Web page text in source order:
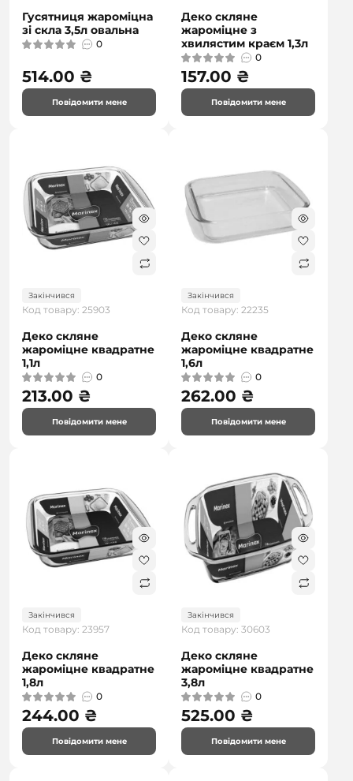
Гусятниця жароміцна
зі скла 3,5л овальна
0
514.00 ₴
Повідомити мене
Деко скляне
жароміцне з
хвилястим краєм 1,3л
0
157.00 ₴
Повідомити мене
Закінчився
Код товару: 25903
Деко скляне
жароміцне квадратне
1,1л
0
213.00 ₴
Повідомити мене
Закінчився
Код товару: 22235
Деко скляне
жароміцне квадратне
1,6л
0
262.00 ₴
Повідомити мене
Закінчився
Код товару: 23957
Деко скляне
жароміцне квадратне
1,8л
0
244.00 ₴
Повідомити мене
Закінчився
Код товару: 30603
Деко скляне
жароміцне квадратне
3,8л
0
525.00 ₴
Повідомити мене